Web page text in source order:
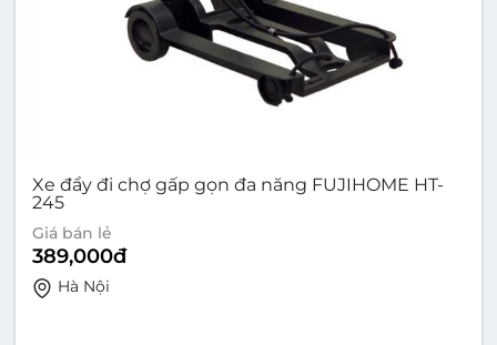
Xe đẩy đi chợ gấp gọn đa năng FUJIHOME HT-
245
Giá bán lẻ
389,000đ
Hà Nội